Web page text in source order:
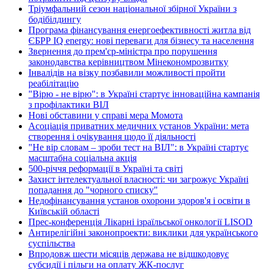
Тріумфальний сезон національної збірної України з
бодібілдингу
Програма фінансування енергоефективності житла від
ЄБРР IQ energy: нові переваги для бізнесу та населення
Звернення до прем'єр-міністра про порушення
законодавства керівництвом Мінекономрозвитку
Інвалідів на візку позбавили можливості пройти
реабілітацію
"Вірю - не вірю": в Україні стартує інноваційна кампанія
з профілактики ВІЛ
Нові обставини у справі мера Момота
Асоціація приватних медичних установ України: мета
створення і очікування щодо її діяльності
"Не вір словам – зроби тест на ВІЛ": в Україні стартує
масштабна соціальна акція
500-річчя реформації в Україні та світі
Захист інтелектуальної власності: чи загрожує Україні
попадання до "чорного списку"
Недофінансування установ охорони здоров'я і освіти в
Київській області
Прес-конференція Лікарні ізраїльської онкології LISOD
Антирелігійні законопроекти: виклики для українського
суспільства
Впродовж шести місяців держава не відшкодовує
субсидії і пільги на оплату ЖК-послуг